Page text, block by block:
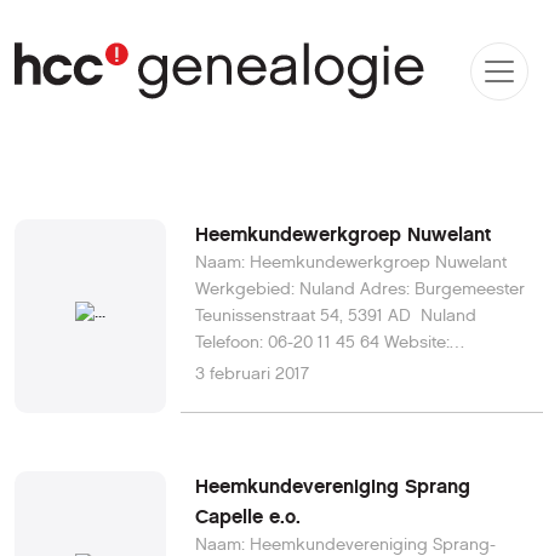
Heemkundewerkgroep Nuwelant
Naam: Heemkundewerkgroep Nuwelant
Werkgebied: Nuland Adres: Burgemeester
Teunissenstraat 54, 5391 AD Nuland
Telefoon: 06-20 11 45 64 Website:
3 februari 2017
Heemkundevereniging Sprang
Capelle e.o.
Naam: Heemkundevereniging Sprang-